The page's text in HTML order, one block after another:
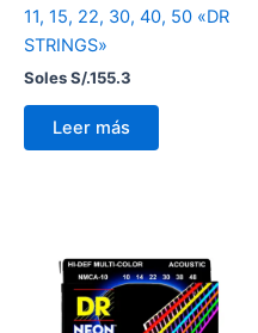
11, 15, 22, 30, 40, 50 «DR
STRINGS»
Soles S/.155.3
Leer más